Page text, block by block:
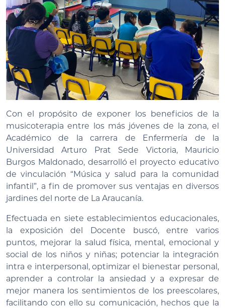
Con el propósito de exponer los beneficios de la
musicoterapia entre los más jóvenes de la zona, el
Académico de la carrera de Enfermería de la
Universidad Arturo Prat Sede Victoria, Mauricio
Burgos Maldonado, desarrolló el proyecto educativo
de vinculación “Música y salud para la comunidad
infantil”, a fin de promover sus ventajas en diversos
jardines del norte de La Araucanía.
Efectuada en siete establecimientos educacionales,
la exposición del Docente buscó, entre varios
puntos, mejorar la salud física, mental, emocional y
social de los niños y niñas; potenciar la integración
intra e interpersonal, optimizar el bienestar personal,
aprender a controlar la ansiedad y a expresar de
mejor manera los sentimientos de los preescolares,
facilitando con ello su comunicación, hechos que la